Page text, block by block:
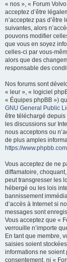
« nos », « Forum
acceptez d’être
n’acceptez pas
suivantes, alors
pouvons modifier
que vous en soyez
celles-ci par vous-
alors que des
responsable des
Nos forums sont
« leur », « logiciel
« Équipes phpBB »)
GNU General Public
être téléchargé depuis
les discussions sur
nous acceptons ou
de plus amples
https://
Vous acceptez de ne
diffamatoire,
peut transgresser les
hébergé ou les lois
bannissement
d’accès à Internet si
messages sont
Vous acceptez que «
verrouille n’importe
En tant que membre,
saisies soient
informations ne soient
consentement, ni «